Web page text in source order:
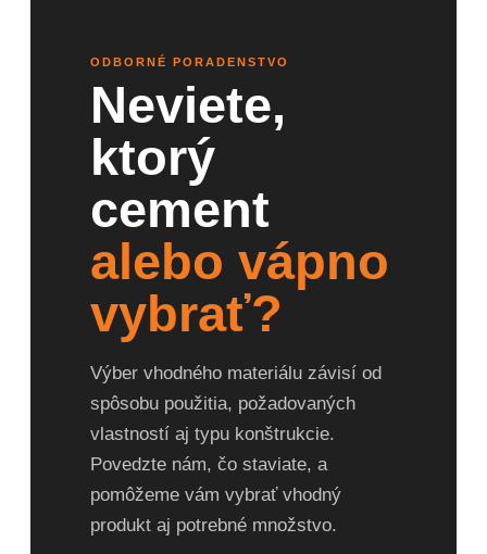
ODBORNÉ PORADENSTVO
Neviete,
ktorý
cement
alebo vápno
vybrať?
Výber vhodného materiálu závisí od
spôsobu použitia, požadovaných
vlastností aj typu konštrukcie.
Povedzte nám, čo staviate, a
pomôžeme vám vybrať vhodný
produkt aj potrebné množstvo.